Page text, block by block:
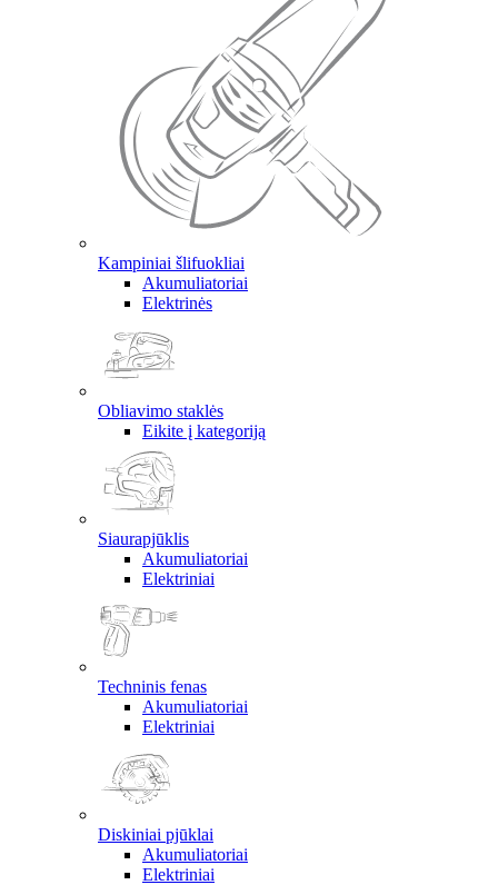
Kampiniai šlifuokliai
Akumuliatoriai
Elektrinės
Obliavimo staklės
Eikite į kategoriją
Siaurapjūklis
Akumuliatoriai
Elektriniai
Techninis fenas
Akumuliatoriai
Elektriniai
Diskiniai pjūklai
Akumuliatoriai
Elektriniai